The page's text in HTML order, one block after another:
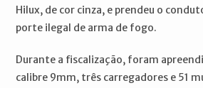
Hilux, de cor cinza, e prendeu o
porte ilegal de arma de fogo.
Durante a fiscalização, foram
calibre 9mm, três carregadores e 51